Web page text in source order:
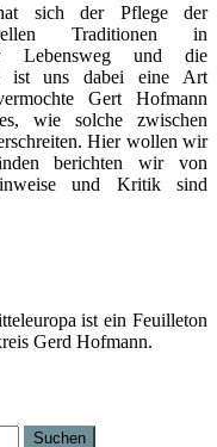
sich der Pflege der
Traditionen in
Lebensweg und die
ist uns dabei eine Art
Gert Hofmann
wie solche zwischen
Hier wollen wir
berichten wir von
und Kritik sind
ist ein Feuilleton
Gerd Hofmann.